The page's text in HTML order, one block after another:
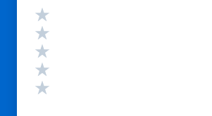
Valutazione